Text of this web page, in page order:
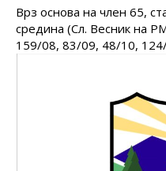
Врз основа на член 65,
средина (Сл. Весник на
159/08, 83/09, 48/10,